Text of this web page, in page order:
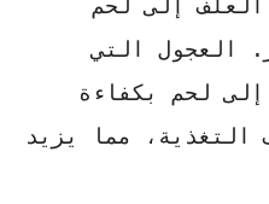
إلى لحم
العجول التي
لحم بكفاءة
التغذية، مما يزيد